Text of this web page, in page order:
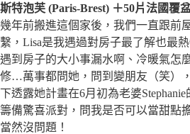
斯特泡芙 (Paris-Brest) ＋50片法國覆
幾年前搬進這個家後，我們一直跟前
繫，Lisa是我遇過對房子最了解也最
遇到房子的大小事漏水啊、冷暖氣怎
修…萬事都問她，問到變朋友（笑）
下透露她計畫在6月初為老婆Stephanie
籌備驚喜派對，問我是否可以當甜點
當然沒問題！